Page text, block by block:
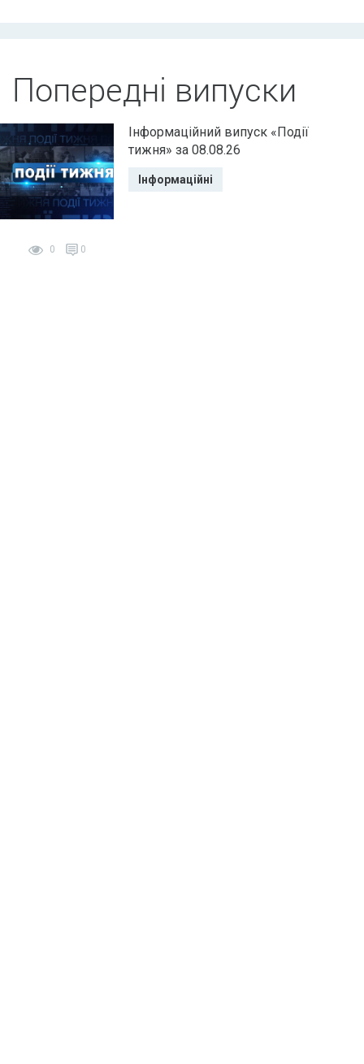
Попередні випуски
0 0
Інформаційний випуск «Події
тижня» за 08.08.26
Інформаційні